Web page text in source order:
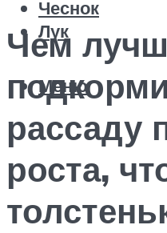
Чеснок
Лук
Меню
Чем
рассаду
роста,